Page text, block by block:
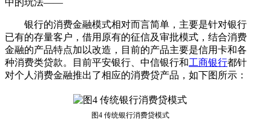
银行的消费金融模式相对而言简单，主要是针对银行
已有的存量客户，借用原有的征信及审批模式，结合消费
金融的产品特点加以改造，目前的产品主要是信用卡和各
种消费类贷款。目前平安银行、中信银行和工商银行都针
对个人消费金融推出了相应的消费贷产品，如下图所示：
图4 传统银行消费贷模式